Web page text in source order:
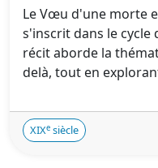
Le Vœu d'une morte
s'inscrit dans le cycle
récit aborde la
delà, tout en
XIXe siècle